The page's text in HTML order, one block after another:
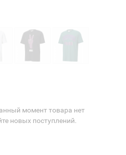
момент товара нет
новых поступлений.